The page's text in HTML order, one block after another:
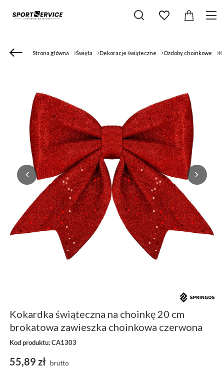
Strona główna Święta Dekoracje świąteczne Ozdoby choinkowe
Kokardka świąteczna na choinkę 20 cm
brokatowa zawieszka choinkowa czerwona
Kod produktu: CA1303
55,89 zł brutto